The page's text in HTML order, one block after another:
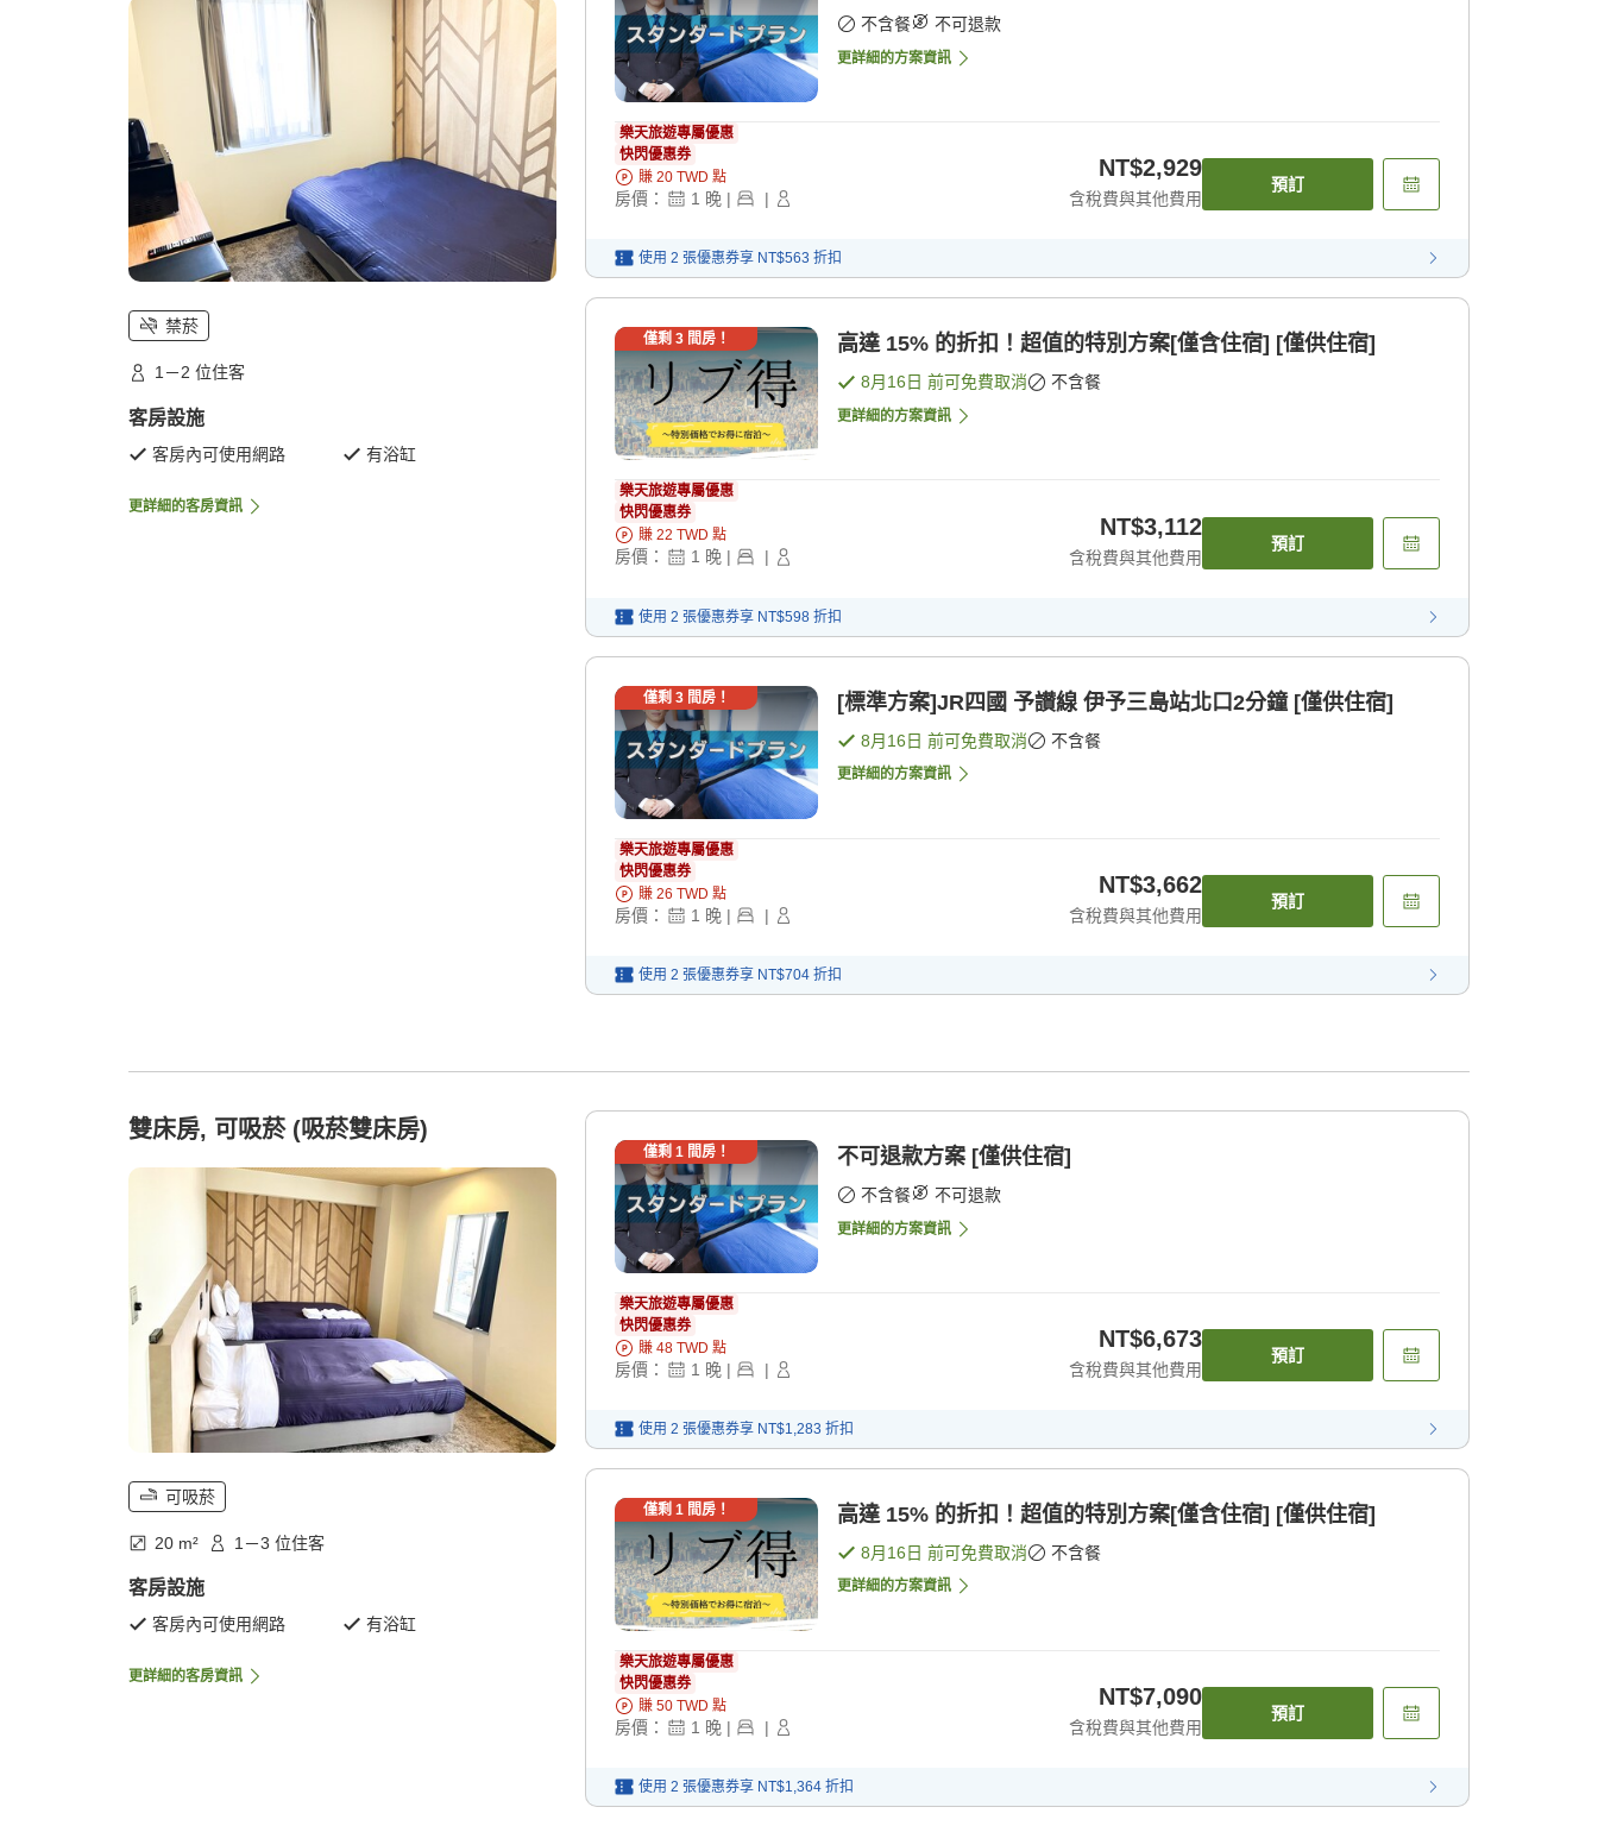
禁菸
1－2 位住客
客房設施
客房內可使用網路 有浴缸
更詳細的客房資訊
不含餐 不可退款
更詳細的方案資訊
樂天旅遊專屬優惠
快閃優惠券
賺 20 TWD 點
房價： 1 晚 | |
NT$2,929
含稅費與其他費用
預訂
使用 2 張優惠券享 NT$563 折扣
僅剩 3間房！ 高達 15% 的折扣！超值的特別方案[僅含住宿] [僅供住宿]
8月16日 前可免費取消 不含餐
更詳細的方案資訊
樂天旅遊專屬優惠
快閃優惠券
賺 22 TWD 點
房價： 1 晚 | |
NT$3,112
含稅費與其他費用
預訂
使用 2 張優惠券享 NT$598 折扣
僅剩 3間房！ [標準方案]JR四國 予讃線 伊予三島站北口2分鐘 [僅供住宿]
8月16日 前可免費取消 不含餐
更詳細的方案資訊
樂天旅遊專屬優惠
快閃優惠券
賺 26 TWD 點
房價： 1 晚 | |
NT$3,662
含稅費與其他費用
預訂
使用 2 張優惠券享 NT$704 折扣
雙床房, 可吸菸 (吸菸雙床房)
可吸菸
20 m² 1－3 位住客
客房設施
客房內可使用網路 有浴缸
更詳細的客房資訊
僅剩 1 間房！ 不可退款方案 [僅供住宿]
不含餐 不可退款
更詳細的方案資訊
樂天旅遊專屬優惠
快閃優惠券
賺 48 TWD 點
房價： 1 晚 | |
NT$6,673
含稅費與其他費用
預訂
使用 2 張優惠券享 NT$1,283 折扣
僅剩 1 間房！ 高達 15% 的折扣！超值的特別方案[僅含住宿] [僅供住宿]
8月16日 前可免費取消 不含餐
更詳細的方案資訊
樂天旅遊專屬優惠
快閃優惠券
賺 50 TWD 點
房價： 1 晚 | |
NT$7,090
含稅費與其他費用
預訂
使用 2 張優惠券享 NT$1,364 折扣